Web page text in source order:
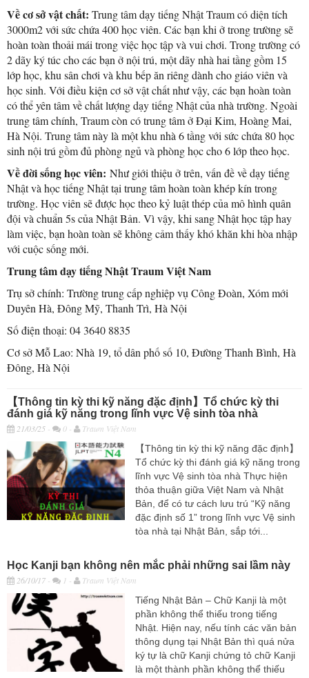
Về cơ sở vật chất: Trung tâm dạy tiếng Nhật Traum có diện tích
3000m2 với sức chứa 400 học viên. Các bạn khi ở trong trường sẽ
hoàn toàn thoải mái trong việc học tập và vui chơi. Trong trường có
2 dãy ký túc cho các bạn ở nội trú, một dãy nhà hai tầng gồm 15
lớp học, khu sân chơi và khu bếp ăn riêng dành cho giáo viên và
học sinh. Với điều kiện cơ sở vật chất như vậy, các bạn hoàn toàn
có thể yên tâm về chất lượng dạy tiếng Nhật của nhà trường. Ngoài
trung tâm chính, Traum còn có trung tâm ở Đại Kim, Hoàng Mai,
Hà Nội. Trung tâm này là một khu nhà 6 tầng với sức chứa 80 học
sinh nội trú gồm đủ phòng ngủ và phòng học cho 6 lớp theo học.
Về đời sống học viên: Như giới thiệu ở trên, vấn đề về dạy tiếng
Nhật và học tiếng Nhật tại trung tâm hoàn toàn khép kín trong
trường. Học viên sẽ được học theo kỷ luật thép của mô hình quân
đội và chuẩn 5s của Nhật Bản. Vì vậy, khi sang Nhật học tập hay
làm việc, bạn hoàn toàn sẽ không cảm thấy khó khăn khi hòa nhập
với cuộc sống mới.
Trung tâm dạy tiếng Nhật Traum Việt Nam
Trụ sở chính: Trường trung cấp nghiệp vụ Công Đoàn, Xóm mới
Duyên Hà, Đông Mỹ, Thanh Trì, Hà Nội
Số điện thoại: 04 3640 8835
Cơ sở Mỗ Lao: Nhà 19, tổ dân phố số 10, Đường Thanh Bình, Hà
Đông, Hà Nội
【Thông tin kỳ thi kỹ năng đặc định】Tổ chức kỳ thi
đánh giá kỹ năng trong lĩnh vực Vệ sinh tòa nhà
21/03/25 - 0 -
Traum Việt Nam
【Thông tin kỳ thi kỹ năng đặc định】
Tổ chức kỳ thi đánh giá kỹ năng trong
lĩnh vực Vệ sinh tòa nhà Thực hiện
thỏa thuận giữa Việt Nam và Nhật
Bản, để có tư cách lưu trú “Kỹ năng
đặc định số 1” trong lĩnh vực Vệ sinh
tòa nhà tại Nhật Bản, sắp tới...
Học Kanji bạn không nên mắc phải những sai lầm này
26/10/17 - 1 -
Traum Việt Nam
Tiếng Nhật Bản – Chữ Kanji là một
phần không thể thiếu trong tiếng
Nhật. Hiện nay, nếu tính các văn bản
thông dụng tại Nhật Bản thì quá nửa
ký tự là chữ Kanji chứng tỏ chữ Kanji
là một thành phần không thể thiếu